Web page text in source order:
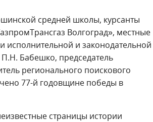
средней школы, курсанты
Волгоград», местные
исполнительной и законодательной
Бабешко, председатель
регионального поискового
77-й годовщине победы в
страницы истории